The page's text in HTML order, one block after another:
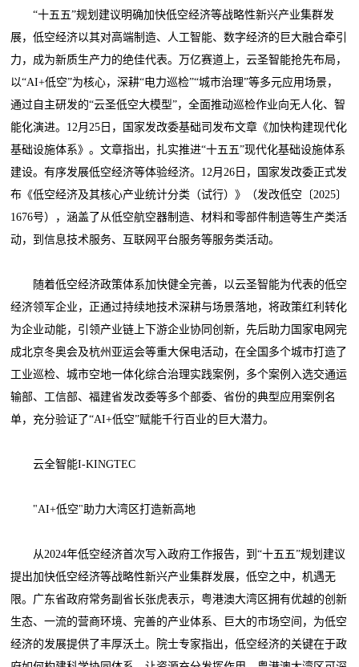
“十五五”规划建议明确加快低空经济等战略性新兴产业集群发
展，低空经济以其对高端制造、人工智能、数字经济的巨大融合牵引
力，成为新质生产力的绝佳代表。万亿赛道上，云圣智能抢先布局，
以“AI+低空”为核心，深耕“电力巡检”“城市治理”等多元应用场景，
通过自主研发的“云圣低空大模型”，全面推动巡检作业向无人化、智
能化演进。12月25日，国家发改委基础司发布文章《加快构建现代化
基础设施体系》。文章指出，扎实推进“十五五”现代化基础设施体系
建设。有序发展低空经济等体验经济。12月26日，国家发改委正式发
布《低空经济及其核心产业统计分类（试行）》（发改低空〔2025〕
1676号），涵盖了从低空航空器制造、材料和零部件制造等生产类活
动，到信息技术服务、互联网平台服务等服务类活动。
随着低空经济政策体系加快健全完善，以云圣智能为代表的低空
经济领军企业，正通过持续地技术深耕与场景落地，将政策红利转化
为企业动能，引领产业链上下游企业协同创新，先后助力国家电网完
成北京冬奥会及杭州亚运会等重大保电活动，在全国多个城市打造了
工业巡检、城市空地一体化综合治理实践案例，多个案例入选交通运
输部、工信部、福建省发改委等多个部委、省份的典型应用案例名
单，充分验证了“AI+低空”赋能千行百业的巨大潜力。
云全智能I-KINGTEC
"AI+低空"助力大湾区打造新高地
从2024年低空经济首次写入政府工作报告，到“十五五”规划建议
提出加快低空经济等战略性新兴产业集群发展，低空之中，机遇无
限。广东省政府常务副省长张虎表示，粤港澳大湾区拥有优越的创新
生态、一流的营商环境、完善的产业体系、巨大的市场空间，为低空
经济的发展提供了丰厚沃土。院士专家指出，低空经济的关键在于政